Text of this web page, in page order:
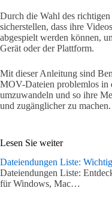
Durch die Wahl des
sicherstellen, dass ihre
abgespielt werden können,
Gerät oder der Plattform.
Mit dieser Anleitung sind
MOV-Dateien problemlos in
umzuwandeln und so ihre
und zugänglicher zu machen.
Lesen Sie weiter
Dateiendungen Liste:
Dateiendungen Liste:
für Windows, Mac…